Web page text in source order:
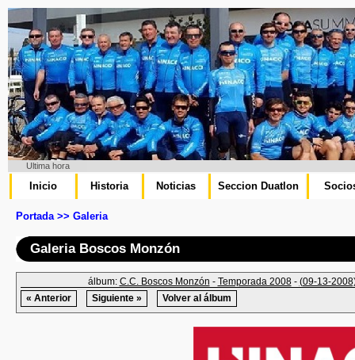
Ultima hora
Inicio Historia Noticias Seccion Duatlon
Portada >> Galeria
Galeria Boscos Monzón
álbum: C.C. Boscos Monzón - Temporada 2008- (09-13-
« Anterior
Siguiente » Volver al álbum